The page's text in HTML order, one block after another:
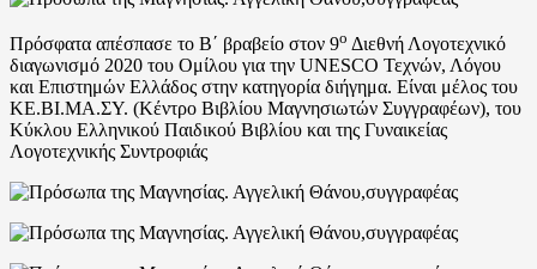
Πρόσφατα απέσπασε το Β΄ βραβείο στον 9ο Διεθνή Λογοτεχνικό
διαγωνισμό 2020 του Ομίλου για την UNESCO Τεχνών, Λόγου
και Επιστημών Ελλάδος στην κατηγορία διήγημα. Είναι μέλος του
ΚΕ.ΒΙ.ΜΑ.ΣΥ. (Κέντρο Βιβλίου Μαγνησιωτών Συγγραφέων), του
Κύκλου Ελληνικού Παιδικού Βιβλίου και της Γυναικείας
Λογοτεχνικής Συντροφιάς